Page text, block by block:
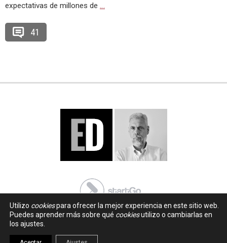
expectativas de millones de …
41
Utilizo cookiespara ofrecer la mejor experiencia en este sitio web.
Puedes aprender más sobre qué cookiesutilizo o cambiarlas en
los ajustes.